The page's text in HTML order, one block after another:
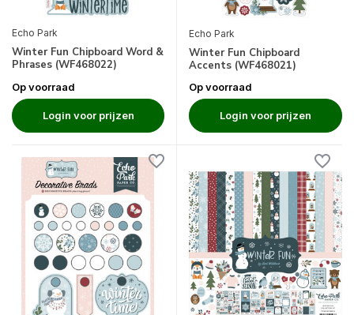
Echo Park
Winter Fun Chipboard Word &
Phrases (WF468022)
Op voorraad
Login voor prijzen
Echo Park
Winter Fun Chipboard
Accents (WF468021)
Op voorraad
Login voor prijzen